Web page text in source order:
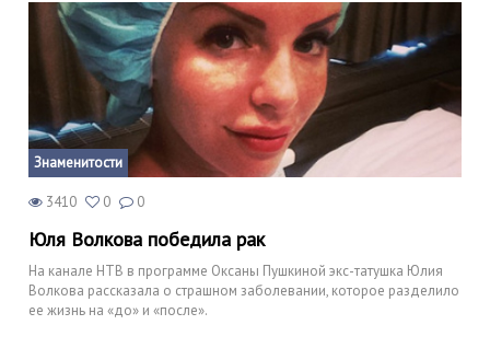
Знаменитости
3410 0 0
Юля Волкова победила рак
На канале НТВ в программе Оксаны Пушкиной экс-татушка Юлия
Волкова рассказала о страшном заболевании, которое разделило
ее жизнь на «до» и «после».